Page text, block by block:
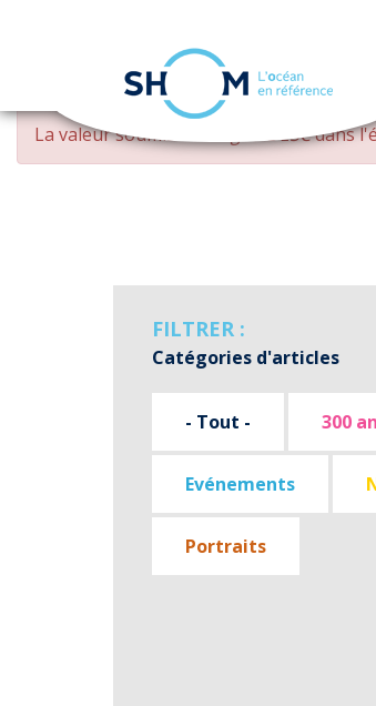
Aller
contenu
MESSAGE
D'ERREUR
La valeur soumise changed DESCdans
FILTRER :
Catégories d'articles
- Tout - 300
Evénements
Portraits